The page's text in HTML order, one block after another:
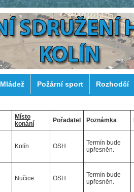
Mládež Požární sport Rozhodčí
Místo
konání
Pořadatel Poznámka
Kolín OSH
Termín bude
upřesněn.
Nučice OSH
Termín bude
upřesněn.